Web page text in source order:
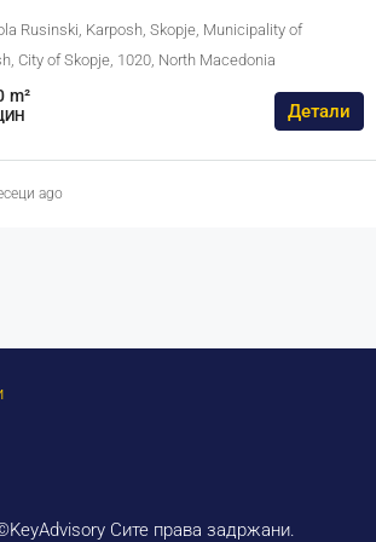
Rusinski, Karposh, Skopje, Municipality of
City of Skopje, 1020, North Macedonia
m²
Детали
ago
Сите права задржани.